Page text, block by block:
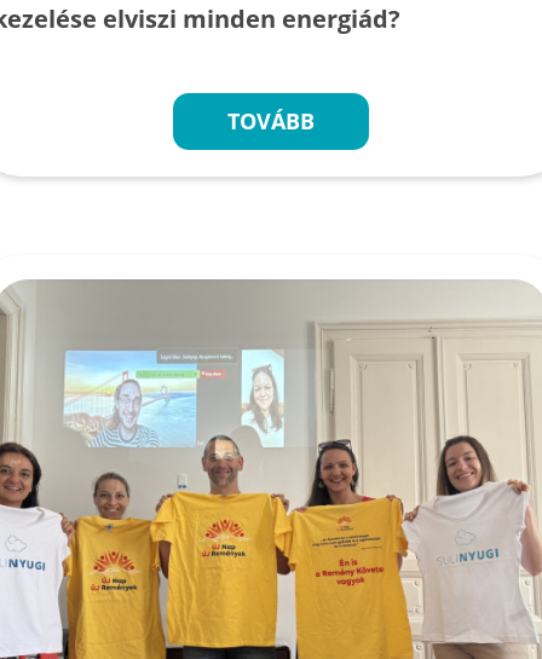
elviszi minden energiád?
TOVÁBB